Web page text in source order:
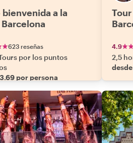
bienvenida a la
623 reseñas
por los puntos
por persona
4.9
2,5